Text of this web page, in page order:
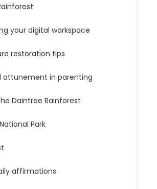
your digital workspace
restoration tips
attunement in parenting
Daintree Rainforest
Park
affirmations